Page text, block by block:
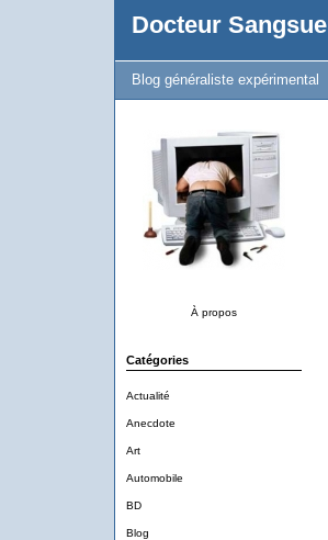
Docteur Sangsue
Blog généraliste expérimental
À propos
Catégories
Actualité
Anecdote
Art
Automobile
BD
Blog